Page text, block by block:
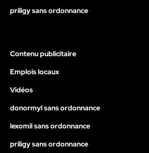
priligy sans ordonnance
Contenu publicitaire
Emplois locaux
Vidéos
donormyl sans ordonnance
lexomil sans ordonnance
priligy sans ordonnance